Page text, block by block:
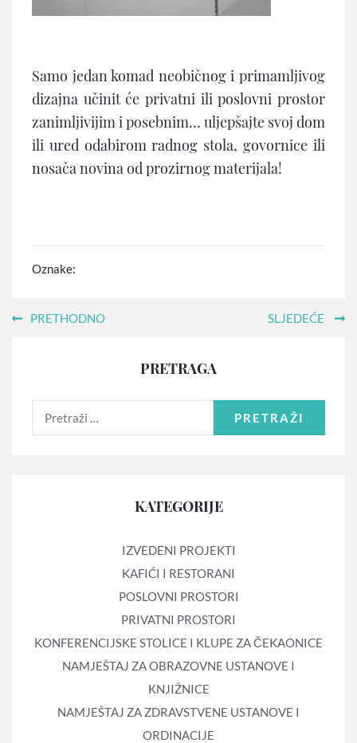
Samo jedan komad neobičnog i primamljivog
dizajna učinit će privatni ili poslovni prostor
zanimljivijim i posebnim… uljepšajte svoj dom
ili ured odabirom radnog stola, govornice ili
nosača novina od prozirnog materijala!
Oznake:
PRETHODNO SLJEDEĆE
PRETRAGA
PRETRAŽI
KATEGORIJE
IZVEDENI PROJEKTI
KAFIĆI I RESTORANI
POSLOVNI PROSTORI
PRIVATNI PROSTORI
KONFERENCIJSKE STOLICE I KLUPE ZA ČEKAONICE
NAMJEŠTAJ ZA OBRAZOVNE USTANOVE I
KNJIŽNICE
NAMJEŠTAJ ZA ZDRAVSTVENE USTANOVE I
ORDINACIJE